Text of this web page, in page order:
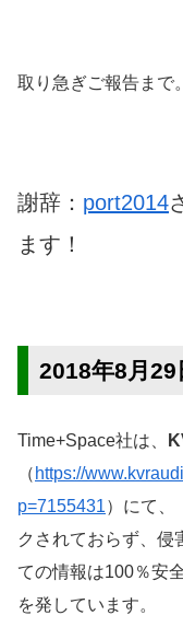
取り急ぎご報告まで。
謝辞： port2014
ます！
2018年8月29
Time+Space社は、
（ https://
p=7155431）にて、
クされておらず、侵
ての情報は100％安
を発しています。